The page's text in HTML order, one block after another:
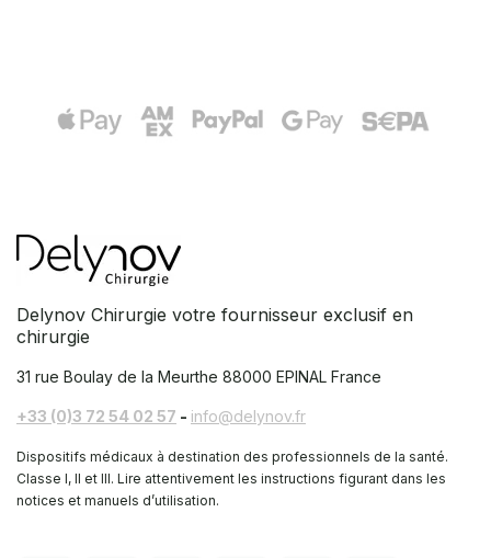
Delynov Chirurgie votre fournisseur exclusif en
chirurgie
31 rue Boulay de la Meurthe 88000 EPINAL France
+33 (0)3 72 54 02 57 - info@delynov.fr
Dispositifs médicaux à destination des professionnels de la santé.
Classe I, II et III. Lire attentivement les instructions figurant dans les
notices et manuels d’utilisation.